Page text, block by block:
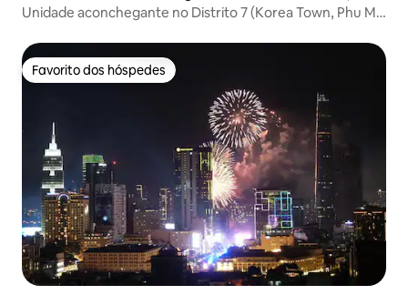
Unidade aconchegante no Distrito 7 (Korea Town, Phu My
Favorito dos hóspedes
Favorito dos hóspedes